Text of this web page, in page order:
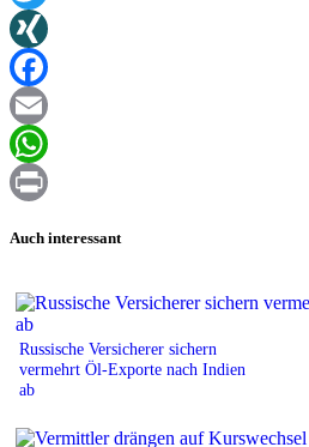
Twitter
XING
Facebook
Email
WhatsApp
Auch interessant
Russische Versicherer sichern
vermehrt Öl-Exporte nach Indien
ab